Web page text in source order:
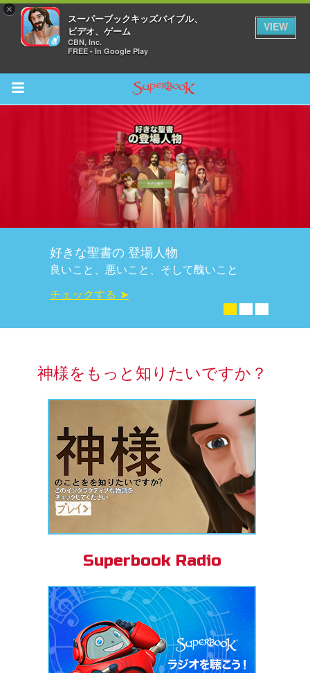
×
スーパーブックキッズバイブル、
ビデオ、ゲーム
CBN, Inc.
FREE - In Google Play
VIEW
Return to Content
スーパーブック(無料アプリ)
iPadとKindleで発売中
今すぐダウンロード ➤
神様をもっと知りたいですか？
Superbook Radio